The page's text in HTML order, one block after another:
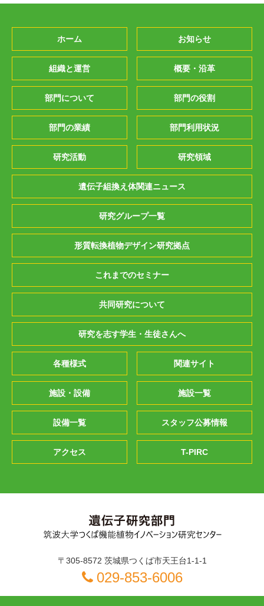
ホーム お知らせ
組織と運営 概要・沿革
部門について 部門の役割
部門の業績 部門利用状況
研究活動 研究領域
遺伝子組換え体関連ニュース
研究グループ一覧
形質転換植物デザイン研究拠点
これまでのセミナー
共同研究について
研究を志す学生・生徒さんへ
各種様式 関連サイト
施設・設備 施設一覧
設備一覧 スタッフ公募情報
アクセス T-PIRC
〒305-8572 茨城県つくば市天王台1-1-1
029-853-6006